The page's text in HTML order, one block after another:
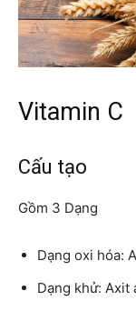
Vitamin C
Cấu tạo
Gồm 3 Dạng
Dạng oxi hóa:
Dạng khử: Axit